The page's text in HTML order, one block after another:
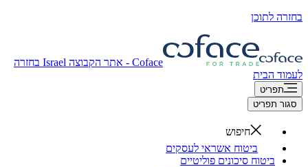
בחזרה לתוכן
Coface - אתר הקבוצה
בחזרה
לעמוד הבית
תפריט
סגור תפריט
חיפוש
ביטוח אשראי לעסקים
ביטוח סיכונים פוליטיים